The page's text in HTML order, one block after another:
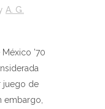
A. G.
’70
juego de
embargo,